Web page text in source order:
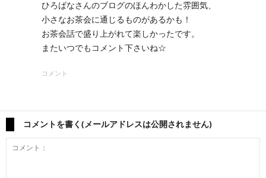
ひろばなさんのブログのほんわかした雰囲気、
小さなお茶会に通じるものがあるかも！
お茶会話で盛り上がれて楽しかったです。
またいつでもコメント下さいね☆
コメント
コメントを書く(メールアドレスは公開されません)